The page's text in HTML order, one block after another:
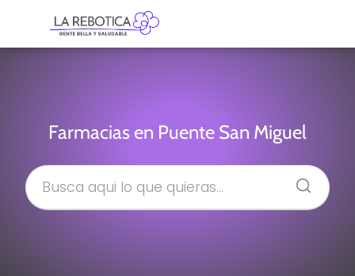
Farmacias en Puente San Miguel